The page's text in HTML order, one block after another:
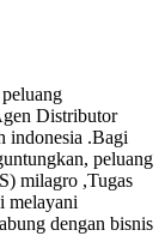
Distributor
indonesia .Bagi
peluang
milagro ,Tugas
melayani
dengan bisnis